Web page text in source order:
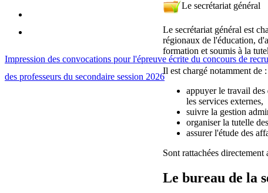
Impression des convocations pour l'épreuve écrite du concours de
des professeurs du secondaire session 2026
Le secrétariat général
Le secrétariat général est
régionaux de l'éducation,
formation et soumis à la
Il est chargé notamment de :
appuyer le travail
les services externes,
suivre la gestion
organiser la tutelle
assurer l'étude des
Sont rattachées
Le bureau de la